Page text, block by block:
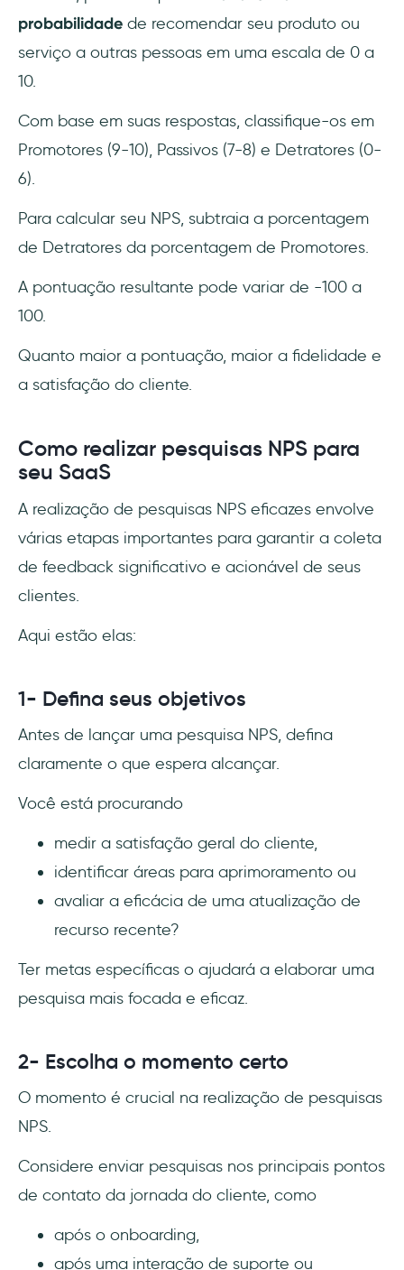
probabilidade de recomendar seu produto ou
serviço a outras pessoas em uma escala de 0 a
10.
Com base em suas respostas, classifique-os em
Promotores (9-10), Passivos (7-8) e Detratores (0-
6).
Para calcular seu NPS, subtraia a porcentagem
de Detratores da porcentagem de Promotores.
A pontuação resultante pode variar de -100 a
100.
Quanto maior a pontuação, maior a fidelidade e
a satisfação do cliente.
Como realizar pesquisas NPS para
seu SaaS
A realização de pesquisas NPS eficazes envolve
várias etapas importantes para garantir a coleta
de feedback significativo e acionável de seus
clientes.
Aqui estão elas:
1- Defina seus objetivos
Antes de lançar uma pesquisa NPS, defina
claramente o que espera alcançar.
Você está procurando
medir a satisfação geral do cliente,
identificar áreas para aprimoramento ou
avaliar a eficácia de uma atualização de
recurso recente?
Ter metas específicas o ajudará a elaborar uma
pesquisa mais focada e eficaz.
2- Escolha o momento certo
O momento é crucial na realização de pesquisas
NPS.
Considere enviar pesquisas nos principais pontos
de contato da jornada do cliente, como
após o onboarding,
após uma interação de suporte ou